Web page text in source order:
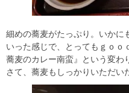
細めの蕎麦がたっぷり。いかに
いった感じで、とってもｇｏｏ
蕎麦のカレー南蛮』という変わ
さて、蕎麦もしっかりいただい